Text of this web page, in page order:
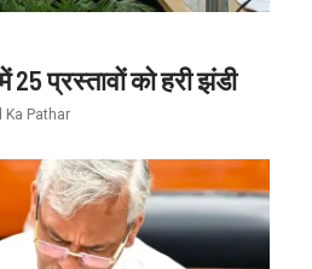
25 प्रस्तावों को हरी झंडी
Ka Pathar